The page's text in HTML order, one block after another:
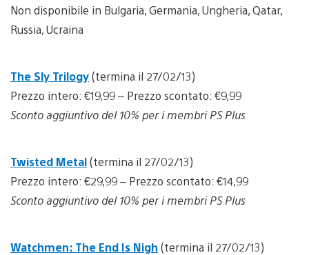
Non disponibile in Bulgaria, Germania, Ungheria, Qatar,
Russia, Ucraina
The Sly Trilogy(termina il 27/02/13)
Prezzo intero: €19,99 – Prezzo scontato: €9,99
Sconto aggiuntivo del 10% per i membri PS Plus
Twisted Metal(termina il 27/02/13)
Prezzo intero: €29,99 – Prezzo scontato: €14,99
Sconto aggiuntivo del 10% per i membri PS Plus
Watchmen: The End Is Nigh (termina il 27/02/13)